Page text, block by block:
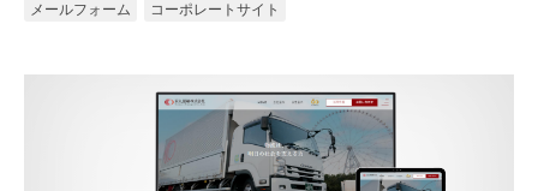
メールフォーム
コーポレートサイト